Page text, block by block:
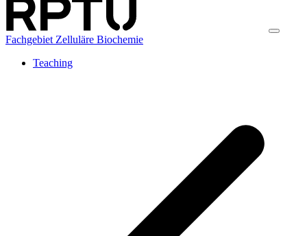
Fachgebiet Zelluläre Biochemie
Teaching